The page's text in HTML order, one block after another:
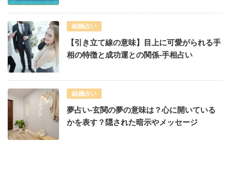
結婚占い
【引き立て線の意味】目上に可愛がられる手
相の特徴と成功運との関係-手相占い
結婚占い
夢占い-玄関の夢の意味は？心に開いている
かを表す？隠された暗示やメッセージ